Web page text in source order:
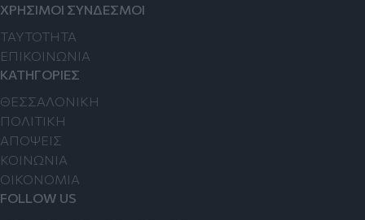
ΧΡΗΣΙΜΟΙ ΣΥΝΔΕΣΜΟΙ
TAYTOTHTA
ΕΠΙΚΟΙΝΩΝΙΑ
ΚΑΤΗΓΟΡΙΕΣ
ΘΕΣΣΑΛΟΝΙΚΗ
ΠΟΛΙΤΙΚΗ
ΑΠΟΨΕΙΣ
ΚΟΙΝΩΝΙΑ
ΟΙΚΟΝΟΜΙΑ
FOLLOW US